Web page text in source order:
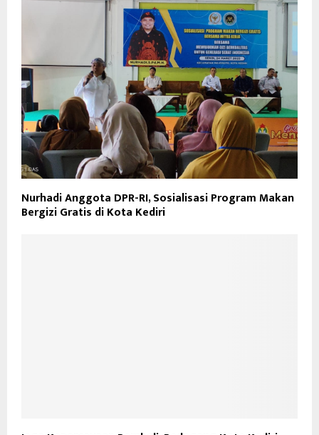
Nurhadi Anggota DPR-RI, Sosialisasi Program Makan
Bergizi Gratis di Kota Kediri